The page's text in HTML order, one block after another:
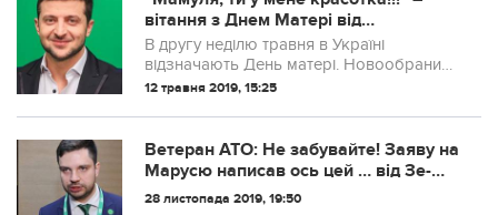
вітання з Днем Матері від
Володимира Зеленського.
В другу неділю травня в Україні
відзначають День матері. Новообраний
Президент Володимир Зеленський на
маму та усіх матерів зі святом.
12 травня 2019, 15:25
Ветеран АТО: Не забувайте! Заяву на
Марусю написав ось цей … від Зе-
команди, який під час Майдану
28 листопада 2019, 19:50